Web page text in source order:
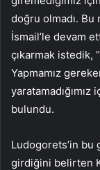
doğru olmadı. Bu
İsmail’le devam
çıkarmak istedik,
Yapmamız
bulundu.
Ludogorets’in
girdiğini belirten